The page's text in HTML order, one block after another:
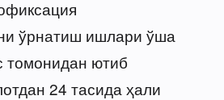
ўрнатиш ишлари ўша
томонидан ютиб
24 тасида ҳали